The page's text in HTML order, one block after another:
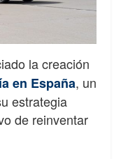
la creación
en España, un
estrategia
de reinventar